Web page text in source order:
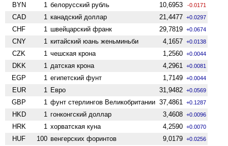
BYN 1 белорусский рубль 10,6953 -0.0171
CAD 1 канадский доллар 21,4477 +0.0297
CHF 1 швейцарский франк 29,7819 +0.0674
CNY 1 китайский юань женьминьби 4,1657 +0.0138
CZK 1 чешская крона 1,2560 +0.0044
DKK 1 датская крона 4,2961 +0.0081
EGP 1 египетский фунт 1,7149 +0.0044
EUR 1 Евро 31,9482 +0.0569
GBP 1 фунт стерлингов Велико­британии 37,4861 +0.1287
HKD 1 гонконгский доллар 3,4608 +0.0096
HRK 1 хорватская куна 4,2590 +0.0070
HUF 100 венгерских форинтов 9,0179 +0.0256